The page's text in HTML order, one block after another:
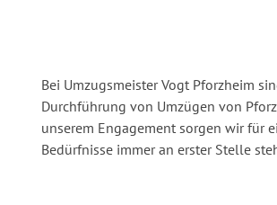
Bei Umzugsmeister Vogt Pforzheim
Durchführung von Umzügen von
unserem Engagement sorgen wir für
Bedürfnisse immer an erster Stelle